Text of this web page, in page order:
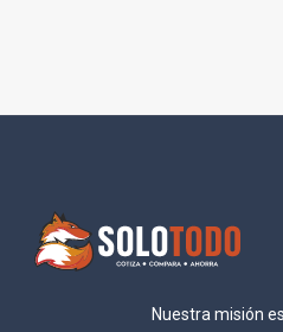
Nuestra misión